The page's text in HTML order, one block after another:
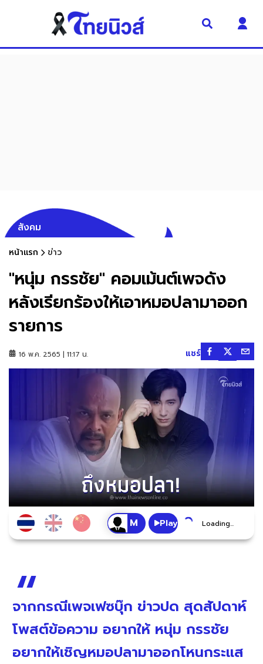
สังคม
หน้าแรก ข่าว
"หนุ่ม กรรชัย" คอมเม้นต์เพจดัง
หลังเรียกร้องให้เอาหมอปลามาออก
รายการ
16 พ.ค. 2565 | 11:17 น. แชร์
Play Loading...
จากกรณีเพจเฟซบุ๊ก ข่าวปด สุดสัปดาห์
โพสต์ข้อความ อยากให้ หนุ่ม กรรชัย
อยากให้เชิญหมอปลามาออกโหนกระแส